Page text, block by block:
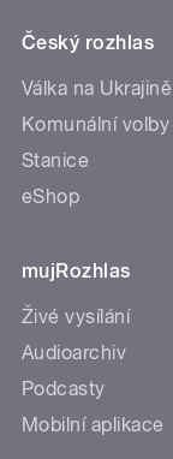
Český rozhlas
Válka na Ukrajině
Komunální volby
Stanice
eShop
mujRozhlas
Živé vysílání
Audioarchiv
Podcasty
Mobilní aplikace